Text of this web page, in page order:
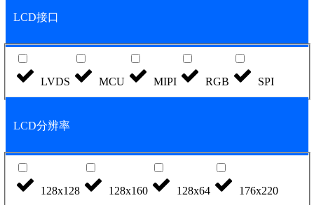
LCD接口
LVDS MCU MIPI RGB SPI
LCD分辨率
128x128 128x160 128x64 176x220